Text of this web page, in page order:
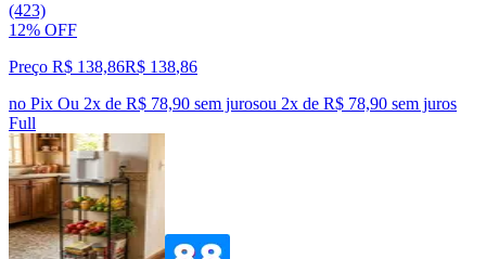
(423)
12% OFF
Preço R$ 138,86R$ 138,86
no Pix Ou 2x de R$ 78,90 sem jurosou 2x de R$ 78,90 sem juros
Full